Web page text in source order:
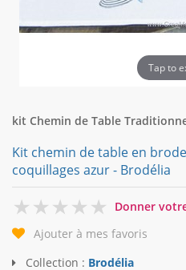
Tap to
kit Chemin de Table
Kit chemin de table en
coquillages azur - Brodélia
0
Donner
Ajouter à mes favoris
Collection : Brodélia